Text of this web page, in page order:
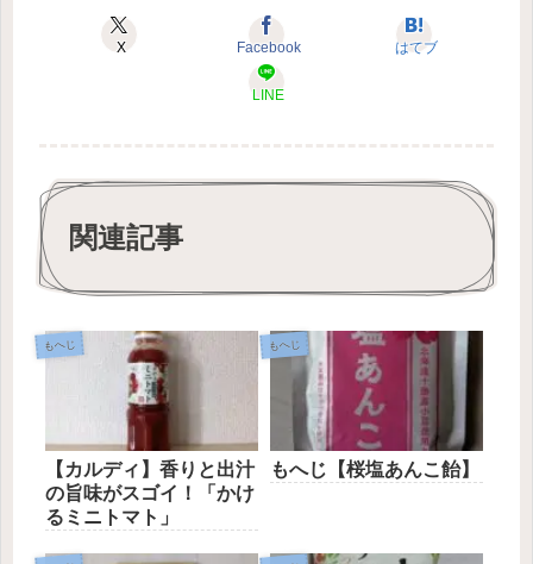
X Facebook はてブ
LINE
関連記事
もへじ
【カルディ】香りと出汁
の旨味がスゴイ！「かけ
るミニトマト」
もへじ
もへじ【桜塩あんこ飴】